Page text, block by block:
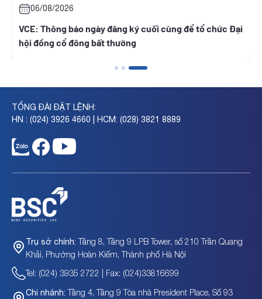
06/08/2026
VCE: Thông báo ngày đăng ký cuối cùng để tổ chức Đại
hội đồng cổ đông bất thường
TỔNG ĐÀI ĐẶT LỆNH:
HN : (024) 3926 4660 | HCM: (028) 3821 8889
Trụ sở chính: Tầng 8, Tầng 9 LPB Tower, số 210 Trần Quang
Khải, Phường Hoàn Kiếm, Thành phố Hà Nội
Tel: (024) 3935 2722 | Fax: (024)33816699
Chi nhánh: Tầng 4, Tầng 9 Tòa nhà President Place, Số 93